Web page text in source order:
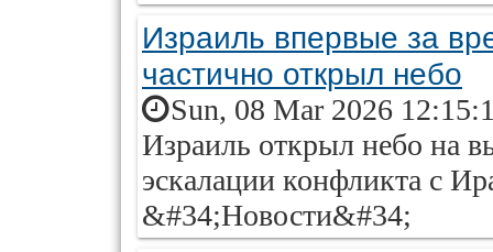
Израиль впервые за
частично открыл небо
Sun, 08 Mar 2026
Израиль открыл небо на
эскалации конфликта с
&#34;Новости&#34;